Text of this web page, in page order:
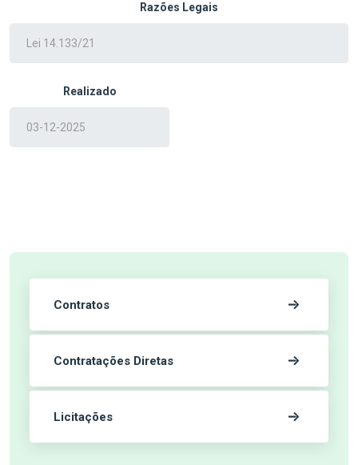
Contratos
Contratações Diretas
Licitações
Razões Legais
Realizado